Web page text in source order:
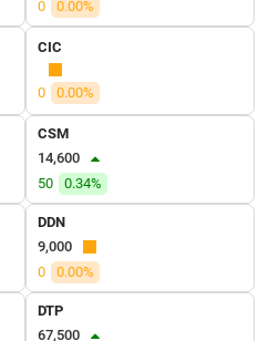
0
0.00%
CIC
0 0.00%
CSM
14,600
50
0.34%
DDN
9,000
0
0.00%
DTP
67,500